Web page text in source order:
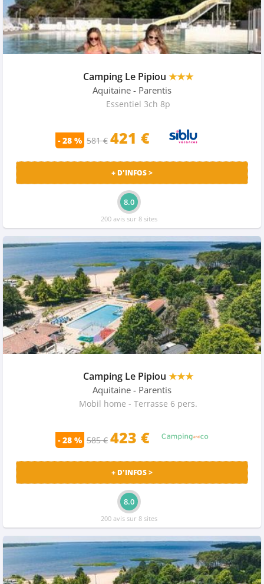
Camping Le Pipiou ★★★
Aquitaine - Parentis
Essentiel 3ch 8p
- 28 % 581 € 421 €
+ D'INFOS >
8.0
200 avis sur 8 sites
Camping Le Pipiou ★★★
Aquitaine - Parentis
Mobil home - Terrasse 6 pers.
- 28 % 585 € 423 €
+ D'INFOS >
8.0
200 avis sur 8 sites